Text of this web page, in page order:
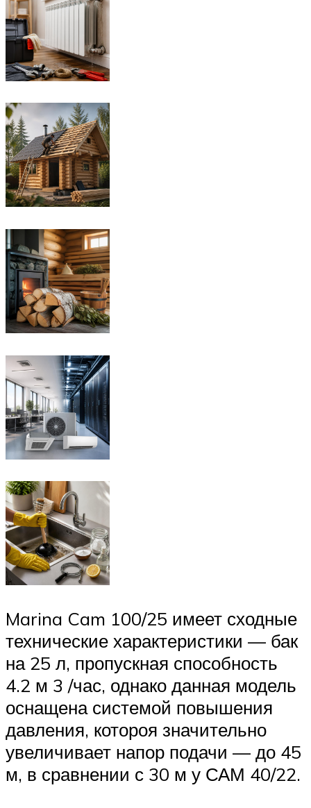
Marina Cam 100/25 имеет сходные
технические характеристики — бак
на 25 л, пропускная способность
4.2 м 3 /час, однако данная модель
оснащена системой повышения
давления, котороя значительно
увеличивает напор подачи — до 45
м, в сравнении с 30 м у САМ 40/22.